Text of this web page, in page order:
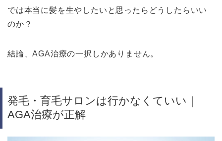
では本当に髪を生やしたいと思ったらどうしたらいい
のか？
結論、AGA治療の一択しかありません。
発毛・育毛サロンは行かなくていい｜
AGA治療が正解